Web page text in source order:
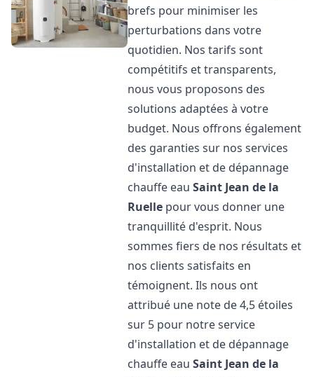
brefs pour minimiser les
perturbations dans votre
quotidien. Nos tarifs sont
compétitifs et transparents,
nous vous proposons des
solutions adaptées à votre
budget. Nous offrons également
des garanties sur nos services
d'installation et de dépannage
chauffe eauSaint Jean de la
Ruelle pour vous donner une
tranquillité d'esprit. Nous
sommes fiers de nos résultats et
nos clients satisfaits en
témoignent. Ils nous ont
attribué une note de 4,5 étoiles
sur 5 pour notre service
d'installation et de dépannage
chauffe eauSaint Jean de la